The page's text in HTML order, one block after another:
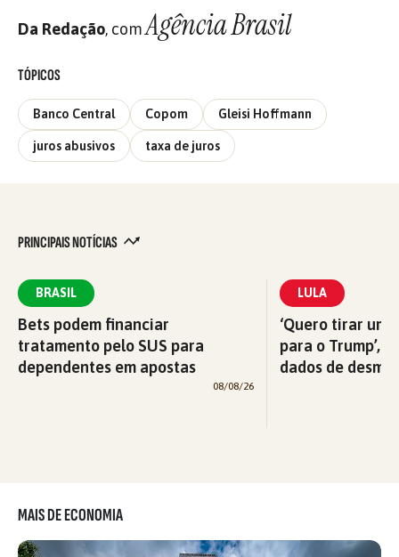
Da Redação, comAgência Brasil
TÓPICOS
Banco Central Copom Gleisi Hoffmann
juros abusivos taxa de juros
PRINCIPAIS NOTÍCIAS
BRASIL
Bets podem financiar
tratamento pelo SUS para
dependentes em apostas
08/08/26
LULA
‘Quero tirar
para o Trump’,
dados de
MAIS DE ECONOMIA